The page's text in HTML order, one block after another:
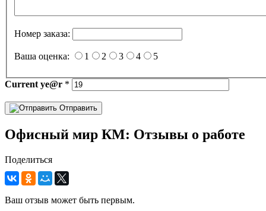
Номер заказа:
Ваша оценка: 1 2 3 4 5
Current ye@r *
Отправить
Офисный мир КМ: Отзывы о работе
Поделиться
Ваш отзыв может быть первым.